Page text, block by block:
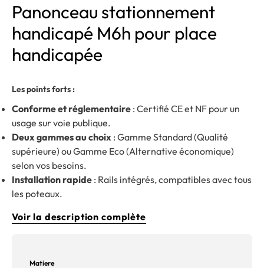
Panonceau stationnement
handicapé M6h pour place
handicapée
Les points forts :
Conforme et réglementaire : Certifié CE et NF pour un
usage sur voie publique.
Deux gammes au choix : Gamme Standard (Qualité
supérieure) ou Gamme Eco (Alternative économique)
selon vos besoins.
Installation rapide : Rails intégrés, compatibles avec tous
les poteaux.
Voir la description complète
Matiere